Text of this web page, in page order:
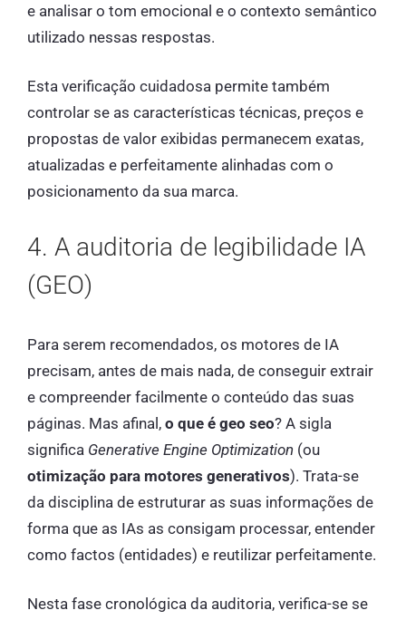
e analisar o tom emocional e o contexto semântico
utilizado nessas respostas.
Esta verificação cuidadosa permite também
controlar se as características técnicas, preços e
propostas de valor exibidas permanecem exatas,
atualizadas e perfeitamente alinhadas com o
posicionamento da sua marca.
4. A auditoria de legibilidade IA
(GEO)
Para serem recomendados, os motores de IA
precisam, antes de mais nada, de conseguir extrair
e compreender facilmente o conteúdo das suas
páginas. Mas afinal, o que é geo seo? A sigla
significa Generative Engine Optimization (ou
otimização para motores generativos). Trata-se
da disciplina de estruturar as suas informações de
forma que as IAs as consigam processar, entender
como factos (entidades) e reutilizar perfeitamente.
Nesta fase cronológica da auditoria, verifica-se se